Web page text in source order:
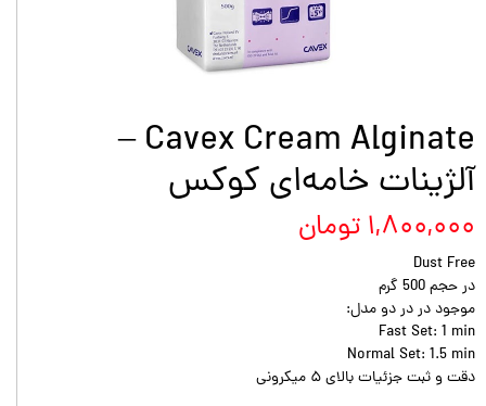
Cavex Cream Alginate –
آلژینات خامه‌ای کوکس
۱,۸۰۰,۰۰۰ تومان
Dust Free
در حجم 500 گرم
موجود در در دو مدل:
Fast Set: 1 min
Normal Set: 1.5 min
دقت و ثبت جزئیات بالای ۵ میکرونی